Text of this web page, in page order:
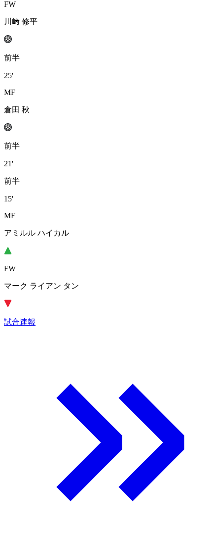
FW
川﨑 修平
前半
25'
MF
倉田 秋
前半
21'
前半
15'
MF
アミルル ハイカル
FW
マーク ライアン タン
試合速報